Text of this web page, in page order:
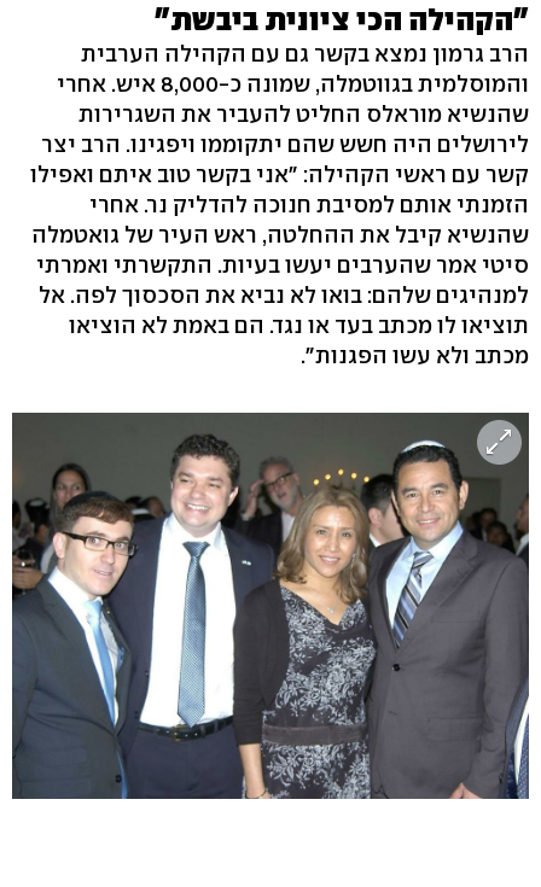
"הקהילה הכי ציונית ביבשת"
הרב גרמון נמצא בקשר גם עם הקהילה הערבית
והמוסלמית בגווטמלה, שמונה כ-8,000 איש. אחרי
שהנשיא מוראלס החליט להעביר את השגרירות
לירושלים היה חשש שהם יתקוממו ויפגינו. הרב יצר
קשר עם ראשי הקהילה: "אני בקשר טוב איתם ואפילו
הזמנתי אותם למסיבת חנוכה להדליק נר. אחרי
שהנשיא קיבל את ההחלטה, ראש העיר של גואטמלה
סיטי אמר שהערבים יעשו בעיות. התקשרתי ואמרתי
למנהיגים שלהם: בואו לא נביא את הסכסוך לפה. אל
תוציאו לו מכתב בעד או נגד. הם באמת לא הוציאו
מכתב ולא עשו הפגנות".